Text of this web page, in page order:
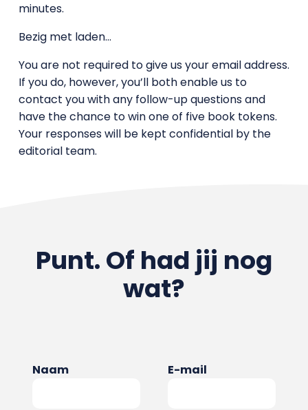
minutes.
Bezig met laden…
You are not required to give us your email address.
If you do, however, you’ll both enable us to
contact you with any follow-up questions and
have the chance to win one of five book tokens.
Your responses will be kept confidential by the
editorial team.
Punt. Of had jij nog
wat?
Naam E-mail